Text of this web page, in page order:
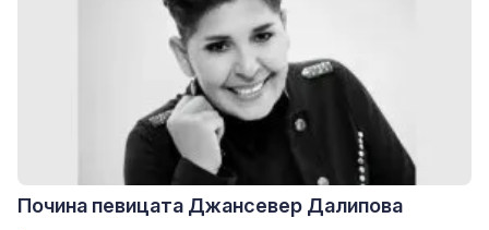
Почина певицата Джансевер Далипова